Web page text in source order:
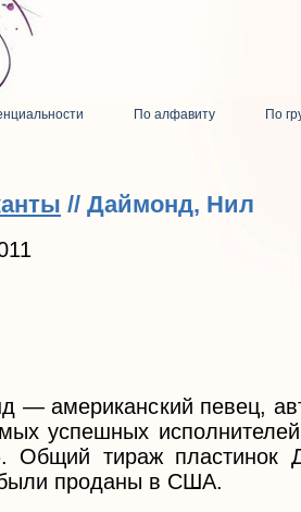
По алфавиту
По
// Даймонд, Нил
— американский певец,
уcпешных
Общий тираж пластинок
проданы в США.